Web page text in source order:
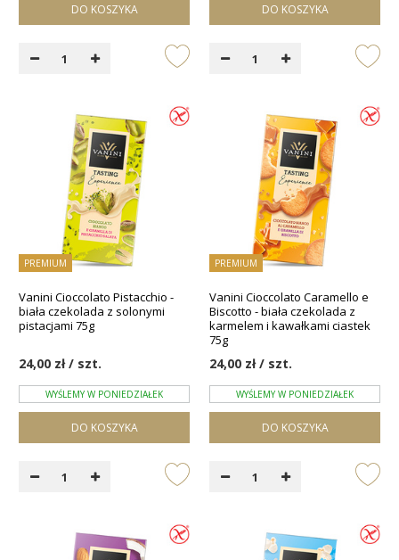
DO KOSZYKA DO KOSZYKA
PREMIUM
Vanini Cioccolato Pistacchio -
biała czekolada z solonymi
pistacjami 75g
24,00 zł / szt.
WYŚLEMY W PONIEDZIAŁEK
DO KOSZYKA
PREMIUM
Vanini Cioccolato Caramello e
Biscotto - biała czekolada z
karmelem i kawałkami ciastek
75g
24,00 zł / szt.
WYŚLEMY W PONIEDZIAŁEK
DO KOSZYKA